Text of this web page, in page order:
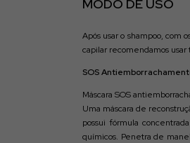
MODO DE USO
Após usar o shampoo, com
capilar recomendamos usar
SOS
Máscara SOS
Uma máscara de
possui fórmula
químicos. Penetra de